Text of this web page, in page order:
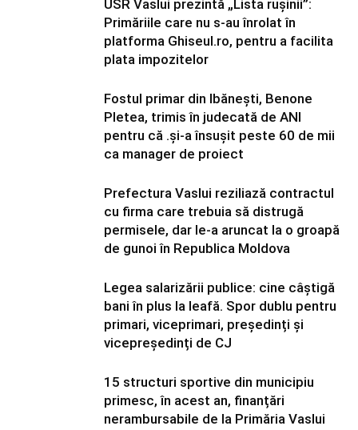
USR Vaslui prezintă „Lista rușinii”:
Primăriile care nu s-au înrolat în
platforma Ghiseul.ro, pentru a facilita
plata impozitelor
Fostul primar din Ibănești, Benone
Pletea, trimis în judecată de ANI
pentru că .și-a însușit peste 60 de mii
ca manager de proiect
Prefectura Vaslui reziliază contractul
cu firma care trebuia să distrugă
permisele, dar le-a aruncat la o groapă
de gunoi în Republica Moldova
Legea salarizării publice: cine câștigă
bani în plus la leafă. Spor dublu pentru
primari, viceprimari, președinți și
vicepreședinți de CJ
15 structuri sportive din municipiu
primesc, în acest an, finanțări
nerambursabile de la Primăria Vaslui